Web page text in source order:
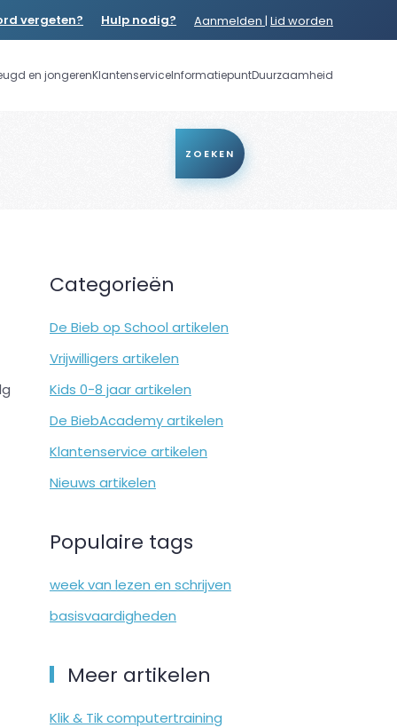
vergeten? Hulp nodig? Aanmelden | Lid worden
en jongerenKlantenserviceInformatiepuntDuurzaamheid
ZOEKEN
Categorieën
De Bieb op School artikelen
Vrijwilligers artikelen
Kids 0-8 jaar artikelen
De BiebAcademy artikelen
Klantenservice artikelen
Nieuws artikelen
Populaire tags
week van lezen en schrijven
basisvaardigheden
Meer artikelen
Klik & Tik computertraining